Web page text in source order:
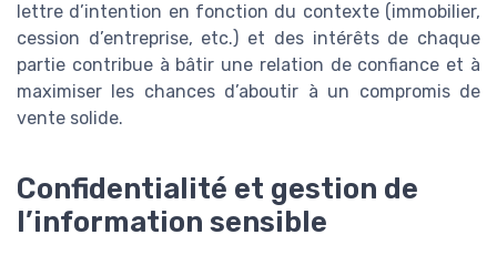
lettre d’intention en fonction du contexte (immobilier,
cession d’entreprise, etc.) et des intérêts de chaque
partie contribue à bâtir une relation de confiance et à
maximiser les chances d’aboutir à un compromis de
vente solide.
Confidentialité et gestion de
l’information sensible